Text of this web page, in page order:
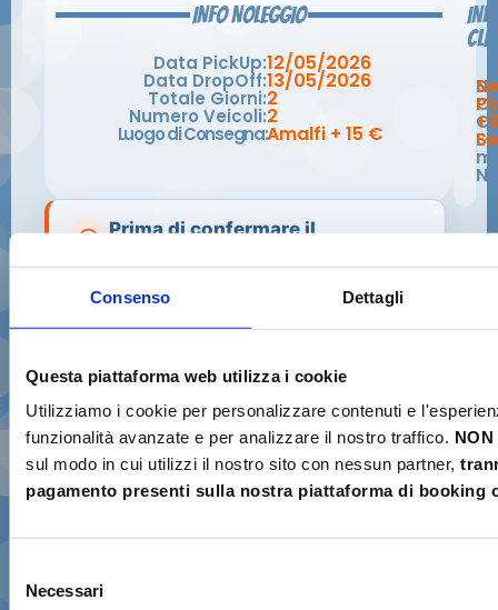
Consenso Dettagli
Questa piattaforma web utilizza i cookie
Utilizziamo i cookie per personalizzare contenuti e
funzionalità avanzate e per analizzare il nostro traffico.
sul modo in cui utilizzi il nostro sito con nessun partner,
pagamento presenti sulla nostra piattaforma di booking
delNecessari
INFO NOLEGGIO
Data PickUp:12/05/2026
Data DropOff:13/05/2026
Totale Giorni:2
Numero Veicoli:2
Luogo di Consegna:Amalfi + 15 € E-
Prima di confermare il
per il ritiro e la guida dello scooter.
nella guida di scooter o motocicli
sicurezza.
✓
Se possiedo una patente rilasciata in un
Paese extra-UE
, porterò anche il